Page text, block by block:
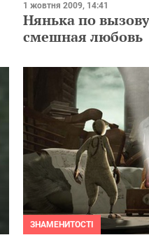
1 жовтня 2009, 14:41
Нянька по
смешная любовь
ЗНАМЕНИТОСТІ